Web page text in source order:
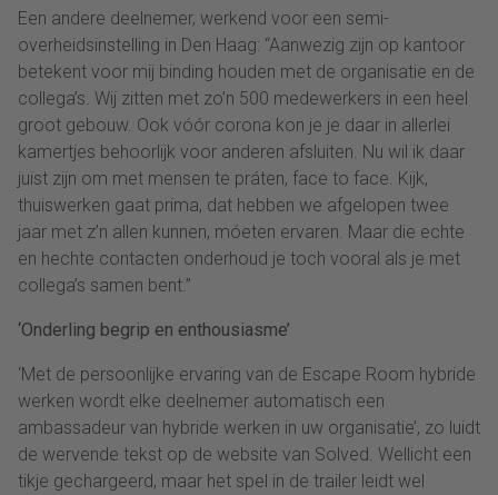
Een andere deelnemer, werkend voor een semi-
overheidsinstelling in Den Haag: “Aanwezig zijn op kantoor
betekent voor mij binding houden met de organisatie en de
collega’s. Wij zitten met zo’n 500 medewerkers in een heel
groot gebouw. Ook vóór corona kon je je daar in allerlei
kamertjes behoorlijk voor anderen afsluiten. Nu wil ik daar
juist zijn om met mensen te práten, face to face. Kijk,
thuiswerken gaat prima, dat hebben we afgelopen twee
jaar met z’n allen kunnen, móeten ervaren. Maar die echte
en hechte contacten onderhoud je toch vooral als je met
collega’s samen bent.”
‘Onderling begrip en enthousiasme’
‘Met de persoonlijke ervaring van de Escape Room hybride
werken wordt elke deelnemer automatisch een
ambassadeur van hybride werken in uw organisatie’, zo luidt
de wervende tekst op de website van Solved. Wellicht een
tikje gechargeerd, maar het spel in de trailer leidt wel